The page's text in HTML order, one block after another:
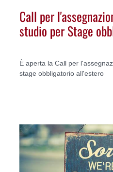
Call per
studio per Stage
È aperta la Call per
stage obbligatorio all'estero